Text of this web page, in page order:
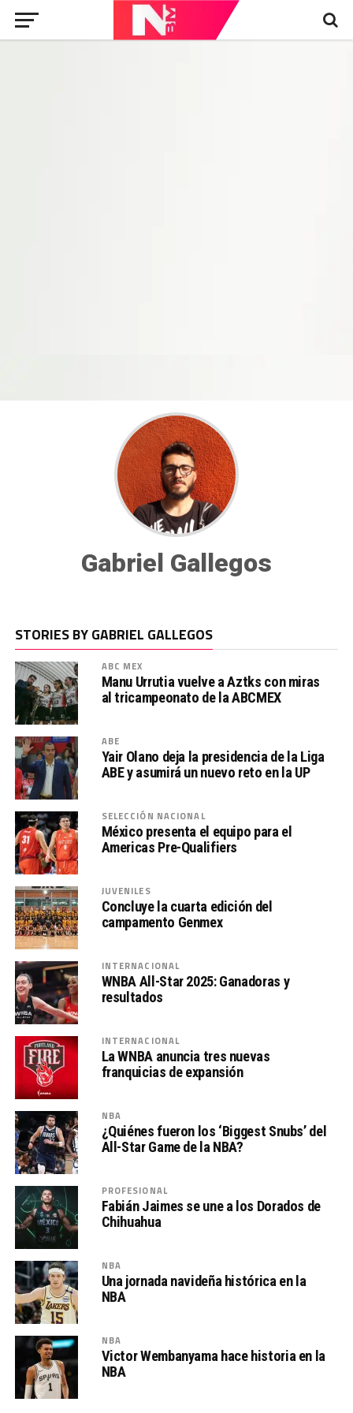
Gabriel Gallegos
STORIES BY GABRIEL GALLEGOS
ABC MEX
Manu Urrutia vuelve a Aztks con miras
al tricampeonato de la ABCMEX
ABE
Yair Olano deja la presidencia de la Liga
ABE y asumirá un nuevo reto en la UP
SELECCIÓN NACIONAL
México presenta el equipo para el
Americas Pre-Qualifiers
JUVENILES
Concluye la cuarta edición del
campamento Genmex
INTERNACIONAL
WNBA All-Star 2025: Ganadoras y
resultados
INTERNACIONAL
La WNBA anuncia tres nuevas
franquicias de expansión
NBA
¿Quiénes fueron los ‘Biggest Snubs’ del
All-Star Game de la NBA?
PROFESIONAL
Fabián Jaimes se une a los Dorados de
Chihuahua
NBA
Una jornada navideña histórica en la
NBA
NBA
Victor Wembanyama hace historia en la
NBA